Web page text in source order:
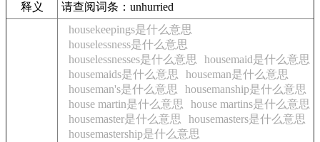
释义
请查阅词条：unhurried
housekeepings是什么意思
houselessness是什么意思
houselessnesses是什么意思
housemaid是什么意思
housemaids是什么意思
houseman是什么意思
houseman's是什么意思
housemanship是什么意思
house martin是什么意思
house martins是什么意思
housemaster是什么意思
housemasters是什么意思
housemastership是什么意思